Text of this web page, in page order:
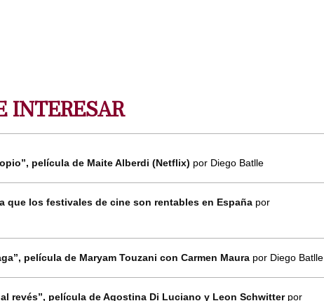
INTERESAR
película de Maite Alberdi (Netflix) por Diego Batlle
que los festivales de cine son rentables en España por
película de Maryam Touzani con Carmen Maura por Diego Batlle
revés”, película de Agostina Di Luciano y Leon Schwitter por